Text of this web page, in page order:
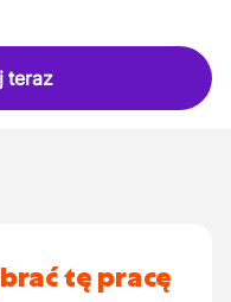
teraz
tę pracę